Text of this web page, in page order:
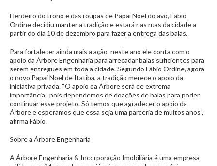
Herdeiro do trono e das roupas de Papai Noel do avô, Fábio
Ordine decidiu manter a tradição e estará nas ruas da cidade a
partir do dia 10 de dezembro para fazer a entrega das balas.
Para fortalecer ainda mais a ação, neste ano ele conta com o
apoio da Árbore Engenharia para arrecadar balas suficientes para
serem entregues em toda a cidade. Segundo Fábio Ordine, agora
o novo Papai Noel de Itatiba, a tradição merece o apoio da
iniciativa privada. “O apoio da Árbore será de extrema
importância, pois dependemos de doações de balas para poder
continuar esse projeto. Só temos que agradecer o apoio da
Árbore e esperamos que essa seja uma parceria de muitos anos”,
afirma Fábio.
Sobre a Árbore Engenharia
A Árbore Engenharia & Incorporação Imobiliária é uma empresa